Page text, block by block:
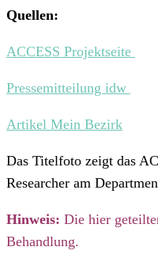
Quellen:
ACCESS Projektseite
Pressemitteilung idw
Artikel Mein Bezirk
Das Titelfoto zeigt das
Researcher am
Hinweis: Die hier
Behandlung.